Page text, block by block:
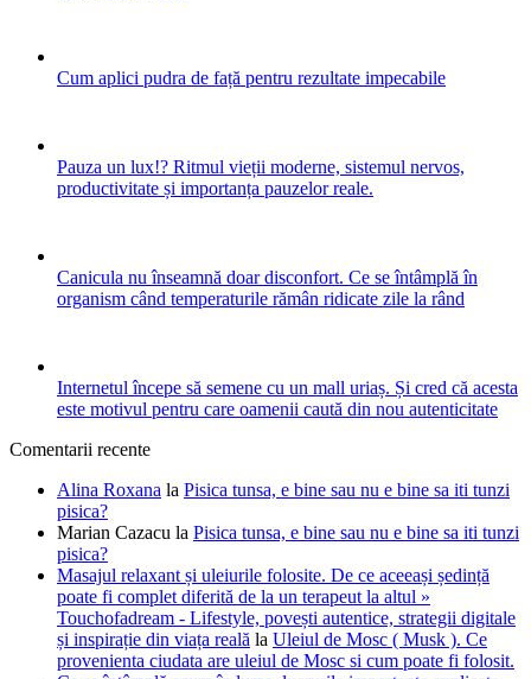
Cum aplici pudra de față pentru rezultate impecabile
Pauza un lux!? Ritmul vieții moderne, sistemul nervos,
productivitate și importanța pauzelor reale.
Canicula nu înseamnă doar disconfort. Ce se întâmplă în
organism când temperaturile rămân ridicate zile la rând
Internetul începe să semene cu un mall uriaș. Și cred că acesta
este motivul pentru care oamenii caută din nou autenticitate
Comentarii recente
Alina Roxana la Pisica tunsa, e bine sau nu e bine sa iti tunzi
pisica?
Marian Cazacu la Pisica tunsa, e bine sau nu e bine sa iti tunzi
pisica?
Masajul relaxant și uleiurile folosite. De ce aceeași ședință
poate fi complet diferită de la un terapeut la altul »
Touchofadream - Lifestyle, povești autentice, strategii digitale
și inspirație din viața reală la Uleiul de Mosc ( Musk ). Ce
provenienta ciudata are uleiul de Mosc si cum poate fi folosit.